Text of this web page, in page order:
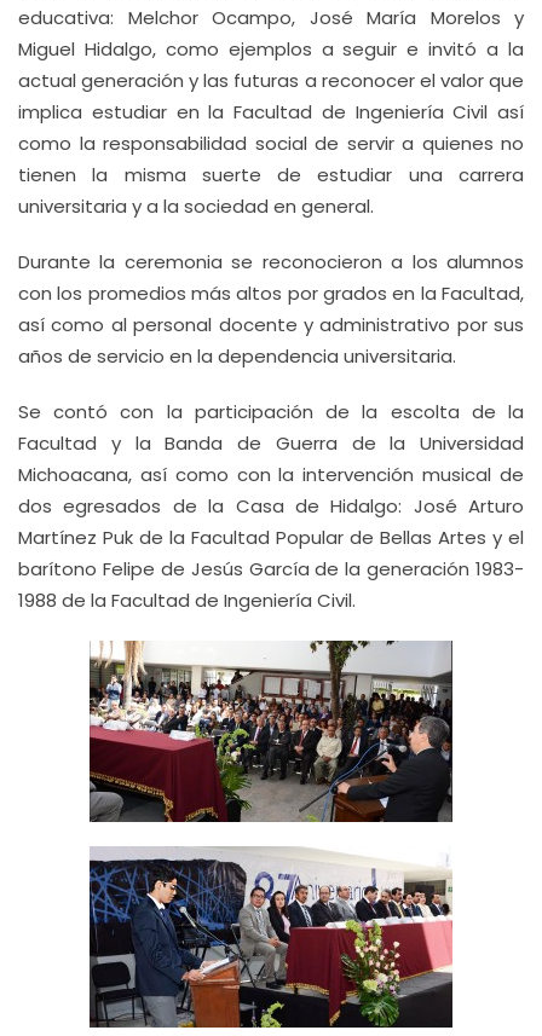
educativa: Melchor Ocampo, José María Morelos y
Miguel Hidalgo, como ejemplos a seguir e invitó a la
actual generación y las futuras a reconocer el valor que
implica estudiar en la Facultad de Ingeniería Civil así
como la responsabilidad social de servir a quienes no
tienen la misma suerte de estudiar una carrera
universitaria y a la sociedad en general.
Durante la ceremonia se reconocieron a los alumnos
con los promedios más altos por grados en la Facultad,
así como al personal docente y administrativo por sus
años de servicio en la dependencia universitaria.
Se contó con la participación de la escolta de la
Facultad y la Banda de Guerra de la Universidad
Michoacana, así como con la intervención musical de
dos egresados de la Casa de Hidalgo: José Arturo
Martínez Puk de la Facultad Popular de Bellas Artes y el
barítono Felipe de Jesús García de la generación 1983-
1988 de la Facultad de Ingeniería Civil.